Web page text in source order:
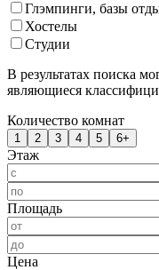
Глэмпинги, базы
Хостелы
Студии
В результатах поиска
являющиеся
Количество комнат
1 2 3 4 5 6+
Этаж
Площадь
Цена